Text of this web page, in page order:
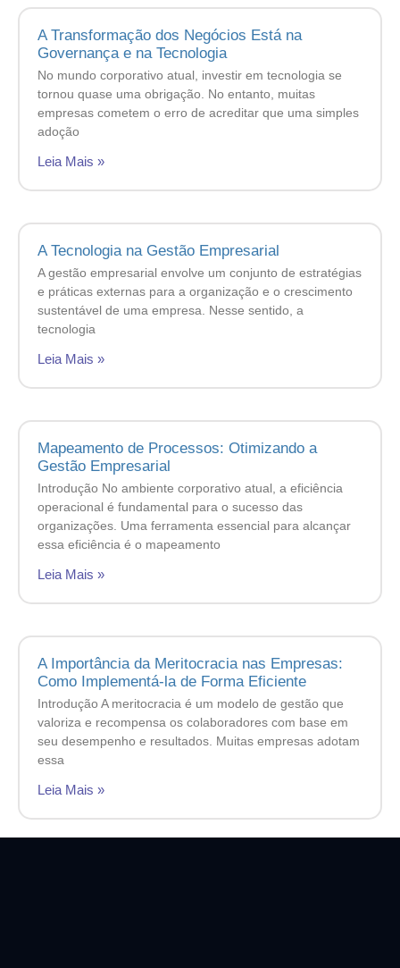
A Transformação dos Negócios Está na
Governança e na Tecnologia
No mundo corporativo atual, investir em tecnologia se
tornou quase uma obrigação. No entanto, muitas
empresas cometem o erro de acreditar que uma simples
adoção
Leia Mais »
A Tecnologia na Gestão Empresarial
A gestão empresarial envolve um conjunto de estratégias
e práticas externas para a organização e o crescimento
sustentável de uma empresa. Nesse sentido, a
tecnologia
Leia Mais »
Mapeamento de Processos: Otimizando a
Gestão Empresarial
Introdução No ambiente corporativo atual, a eficiência
operacional é fundamental para o sucesso das
organizações. Uma ferramenta essencial para alcançar
essa eficiência é o mapeamento
Leia Mais »
A Importância da Meritocracia nas Empresas:
Como Implementá-la de Forma Eficiente
Introdução A meritocracia é um modelo de gestão que
valoriza e recompensa os colaboradores com base em
seu desempenho e resultados. Muitas empresas adotam
essa
Leia Mais »